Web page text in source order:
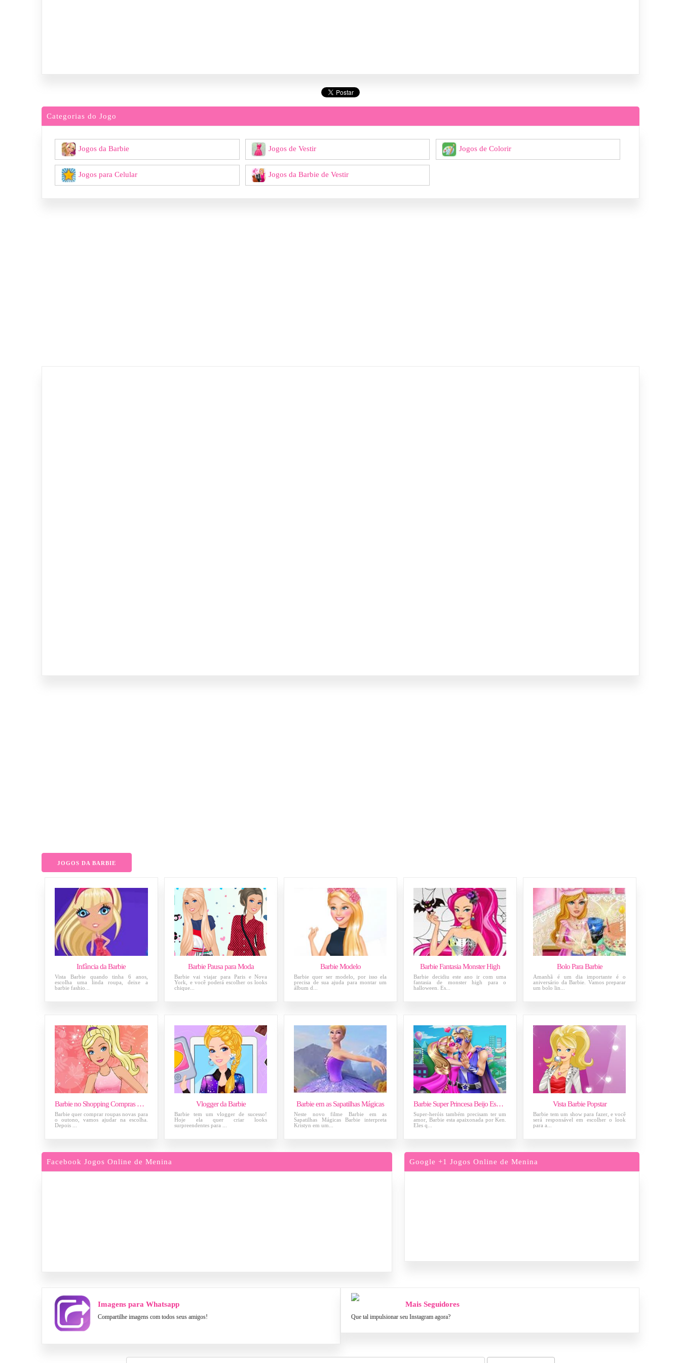
Categorias do Jogo
Jogos da Barbie Jogos de Vestir Jogos de Colorir
Jogos para Celular Jogos da Barbie de Vestir
JOGOS DA BARBIE
Infância da Barbie
Vista Barbie quando tinha 6 anos,
escolha uma linda roupa, deixe a
barbie fashio...
Barbie Pausa para Moda
Barbie vai viajar para Paris e Nova
York, e você poderá escolher os looks
chique...
Barbie Modelo
Barbie quer ser modelo, por isso ela
precisa de sua ajuda para montar um
álbum d...
Barbie Fantasia Monster High
Barbie decidiu este ano ir com uma
fantasia de monster high para o
halloween. Es...
Bolo Para Barbie
Amanhã é um dia importante é o
aniversário da Barbie. Vamos preparar
um bolo lin...
Barbie no Shopping Compras de Outono
Barbie quer comprar roupas novas para
o outono, vamos ajudar na escolha.
Depois ...
Vlogger da Barbie
Barbie tem um vlogger de sucesso!
Hoje ela quer criar looks
surpreendentes para ...
Barbie em as Sapatilhas Mágicas
Neste novo filme Barbie em as
Sapatilhas Mágicas Barbie interpreta
Kristyn em um...
Barbie Super Princesa Beijo Escondido
Super-heróis também precisam ter um
amor, Barbie esta apaixonada por Ken.
Eles q...
Vista Barbie Popstar
Barbie tem um show para fazer, e você
será responsável em escolher o look
para a...
Facebook Jogos Online de Menina Google +1 Jogos Online de Menina
Imagens para Whatsapp
Compartilhe imagens com todos seus amigos!
Mais Seguidores
Que tal impulsionar seu Instagram agora?